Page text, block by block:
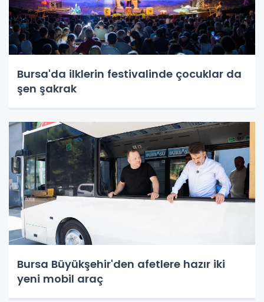
Bursa'da ilklerin festivalinde çocuklar da
şen şakrak
Bursa Büyükşehir'den afetlere hazır iki
yeni mobil araç